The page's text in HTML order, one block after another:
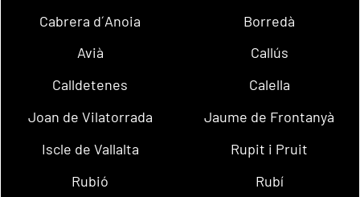
Cabrera d´Anoia
Borredà
Avià
Callús
Calldetenes
Calella
Joan de Vilatorrada
Jaume de Frontanyà
Iscle de Vallalta
Rupit i Pruit
Rubió
Rubí